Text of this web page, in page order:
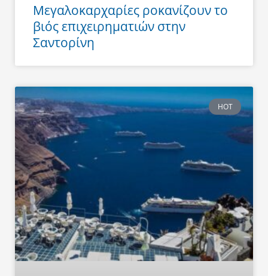
Μεγαλοκαρχαρίες ροκανίζουν το
βιός επιχειρηματιών στην
Σαντορίνη
HOT